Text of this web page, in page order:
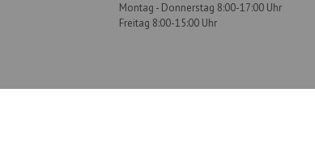
Montag - Donnerstag 8:00-17:00 Uhr
Freitag 8:00-15:00 Uhr